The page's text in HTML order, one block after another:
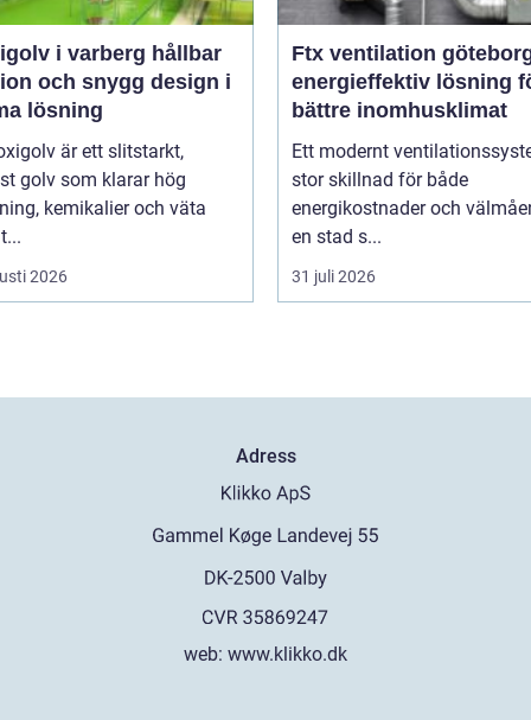
i varberg hållbar
och snygg design i
lösning
är ett slitstarkt,
golv som klarar hög
kemikalier och väta
2026
Ftx ventilation
energieffektiv lösning
bättre inomhusklimat
Ett modernt
stor skillnad för både
energikostnader och
en stad s...
31 juli 2026
Adress
web: www.klikko.dk